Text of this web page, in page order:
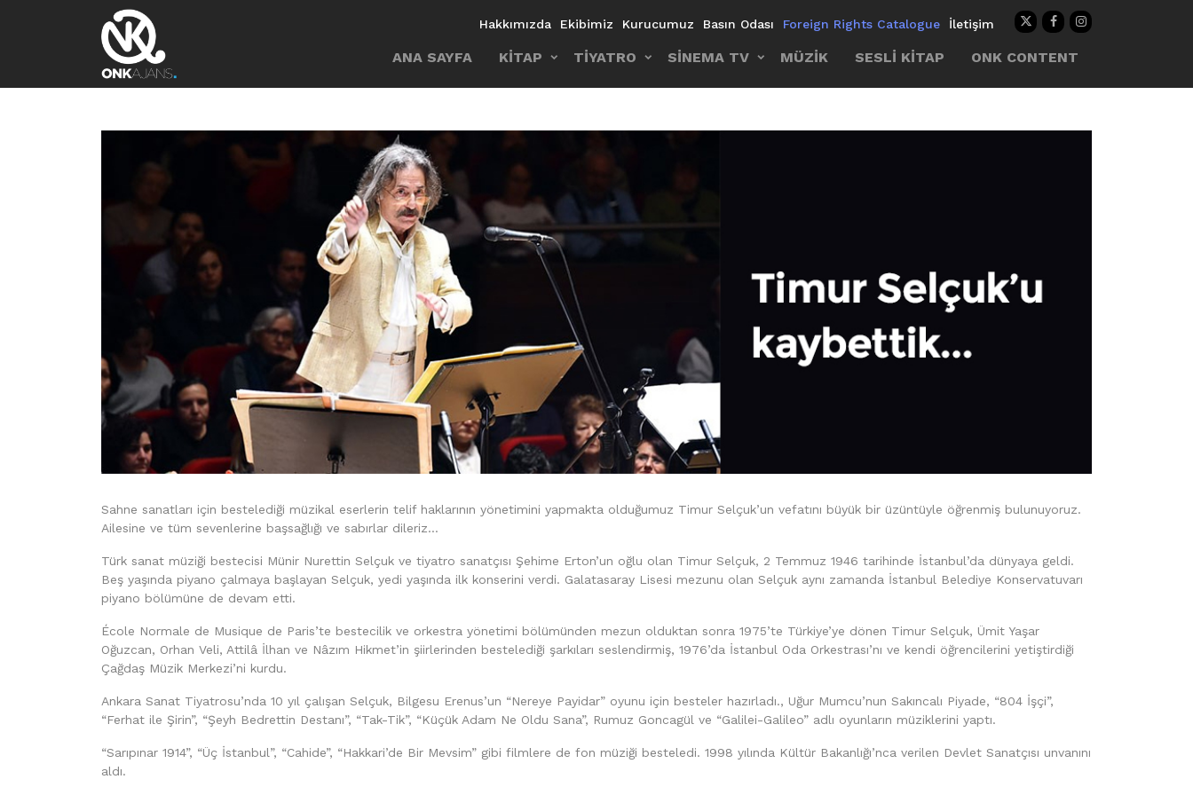
Hakkımızda Ekibimiz Kurucumuz Basın Odası Foreign Rights Catalogue İletişim
ANA SAYFA KİTAP TİYATRO SİNEMA TV MÜZİK SESLİ KİTAP ONK CONTENT
Sahne sanatları için bestelediği müzikal eserlerin telif haklarının yönetimini yapmakta olduğumuz Timur Selçuk’un vefatını büyük bir üzüntüyle öğrenmiş bulunuyoruz.
Ailesine ve tüm sevenlerine başsağlığı ve sabırlar dileriz…
Türk sanat müziği bestecisi Münir Nurettin Selçuk ve tiyatro sanatçısı Şehime Erton’un oğlu olan Timur Selçuk, 2 Temmuz 1946 tarihinde İstanbul’da dünyaya geldi.
Beş yaşında piyano çalmaya başlayan Selçuk, yedi yaşında ilk konserini verdi. Galatasaray Lisesi mezunu olan Selçuk aynı zamanda İstanbul Belediye Konservatuvarı
piyano bölümüne de devam etti.
École Normale de Musique de Paris’te bestecilik ve orkestra yönetimi bölümünden mezun olduktan sonra 1975’te Türkiye’ye dönen Timur Selçuk, Ümit Yaşar
Oğuzcan, Orhan Veli, Attilâ İlhan ve Nâzım Hikmet’in şiirlerinden bestelediği şarkıları seslendirmiş, 1976’da İstanbul Oda Orkestrası’nı ve kendi öğrencilerini yetiştirdiği
Çağdaş Müzik Merkezi’ni kurdu.
Ankara Sanat Tiyatrosu’nda 10 yıl çalışan Selçuk, Bilgesu Erenus’un “Nereye Payidar” oyunu için besteler hazırladı., Uğur Mumcu’nun Sakıncalı Piyade, “804 İşçi”,
“Ferhat ile Şirin”, “Şeyh Bedrettin Destanı”, “Tak-Tik”, “Küçük Adam Ne Oldu Sana”, Rumuz Goncagül ve “Galilei-Galileo” adlı oyunların müziklerini yaptı.
“Sarıpınar 1914”, “Üç İstanbul”, “Cahide”, “Hakkari’de Bir Mevsim” gibi filmlere de fon müziği besteledi. 1998 yılında Kültür Bakanlığı’nca verilen Devlet Sanatçısı unvanını
aldı.